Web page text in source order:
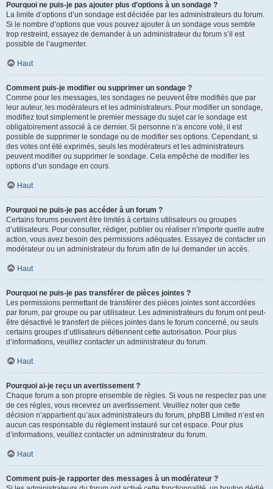
Pourquoi ne puis-je pas ajouter plus d’options à un sondage ?
La limite d’options d’un sondage est décidée par les administrateurs du forum.
Si le nombre d’options que vous pouvez ajouter à un sondage vous semble
trop restreint, essayez de demander à un administrateur du forum s’il est
possible de l’augmenter.
Haut
Comment puis-je modifier ou supprimer un sondage ?
Comme pour les messages, les sondages ne peuvent être modifiés que par
leur auteur, les modérateurs et les administrateurs. Pour modifier un sondage,
modifiez tout simplement le premier message du sujet car le sondage est
obligatoirement associé à ce dernier. Si personne n’a encore voté, il est
possible de supprimer le sondage ou de modifier ses options. Cependant, si
des votes ont été exprimés, seuls les modérateurs et les administrateurs
peuvent modifier ou supprimer le sondage. Cela empêche de modifier les
options d’un sondage en cours.
Haut
Pourquoi ne puis-je pas accéder à un forum ?
Certains forums peuvent être limités à certains utilisateurs ou groupes
d’utilisateurs. Pour consulter, rédiger, publier ou réaliser n’importe quelle autre
action, vous avez besoin des permissions adéquates. Essayez de contacter un
modérateur ou un administrateur du forum afin de lui demander un accès.
Haut
Pourquoi ne puis-je pas transférer de pièces jointes ?
Les permissions permettant de transférer des pièces jointes sont accordées
par forum, par groupe ou par utilisateur. Les administrateurs du forum ont peut-
être désactivé le transfert de pièces jointes dans le forum concerné, ou seuls
certains groupes d’utilisateurs détiennent cette autorisation. Pour plus
d’informations, veuillez contacter un administrateur du forum.
Haut
Pourquoi ai-je reçu un avertissement ?
Chaque forum a son propre ensemble de règles. Si vous ne respectez pas une
de ces règles, vous recevrez un avertissement. Veuillez noter que cette
décision n’appartient qu’aux administrateurs du forum, phpBB Limited n’est en
aucun cas responsable du règlement instauré sur cet espace. Pour plus
d’informations, veuillez contacter un administrateur du forum.
Haut
Comment puis-je rapporter des messages à un modérateur ?